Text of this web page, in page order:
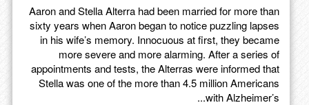
Aaron and Stella Alterra had been married for more than
sixty years when Aaron began to notice puzzling lapses
in his wife’s memory. Innocuous at first, they became
more severe and more alarming. After a series of
appointments and tests, the Alterras were informed that
Stella was one of the more than 4.5 million Americans
with Alzheimer’s...